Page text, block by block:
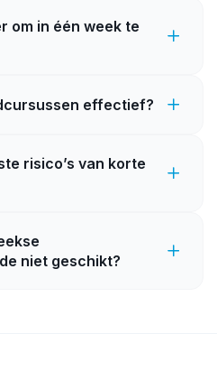
om in één week te
effectief?
risico’s van korte
niet geschikt?